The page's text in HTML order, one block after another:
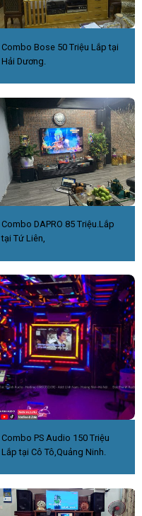
Combo Bose 50 Triệu Lắp tại
Hải Dương.
Combo DAPRO 85 Triệu.Lắp
tại Tứ Liên,
Combo PS Audio 150 Triệu
Lắp tại Cô Tô,Quảng Ninh.